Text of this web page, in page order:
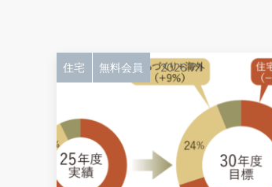
住宅 無料会員 2026.7.1